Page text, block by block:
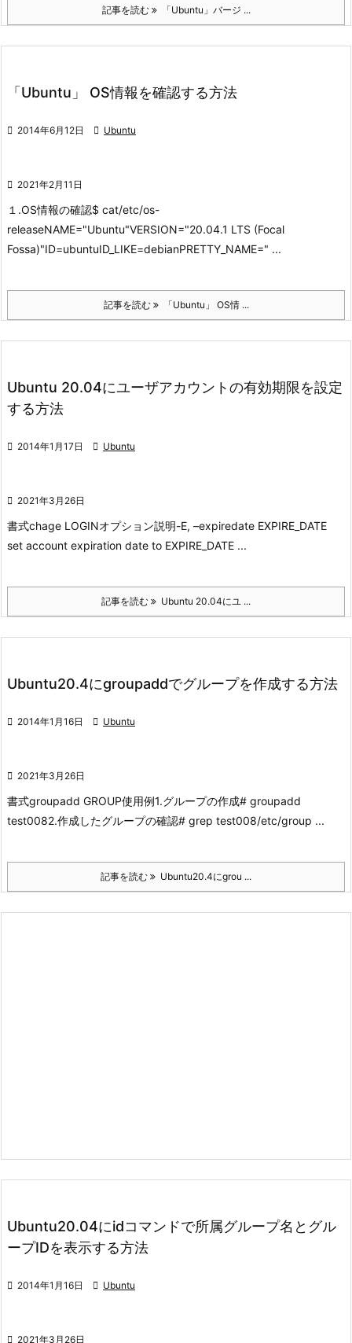
記事を読む 「Ubuntu」バージ ...
「Ubuntu」 OS情報を確認する方法
 2014年6月12日  Ubuntu
 2021年2月11日
１.OS情報の確認$ cat/etc/os-
releaseNAME="Ubuntu"VERSION="20.04.1 LTS (Focal
Fossa)"ID=ubuntuID_LIKE=debianPRETTY_NAME=" ...
記事を読む 「Ubuntu」 OS情 ...
Ubuntu 20.04にユーザアカウントの有効期限を設定
する方法
 2014年1月17日  Ubuntu
 2021年3月26日
書式chage LOGINオプション説明-E, –expiredate EXPIRE_DATE
set account expiration date to EXPIRE_DATE ...
記事を読む Ubuntu 20.04にユ ...
Ubuntu20.4にgroupaddでグループを作成する方法
 2014年1月16日  Ubuntu
 2021年3月26日
書式groupadd GROUP使用例1.グループの作成# groupadd
test0082.作成したグループの確認# grep test008/etc/group ...
記事を読む Ubuntu20.4にgrou ...
Ubuntu20.04にidコマンドで所属グループ名とグル
ープIDを表示する方法
 2014年1月16日  Ubuntu
 2021年3月26日